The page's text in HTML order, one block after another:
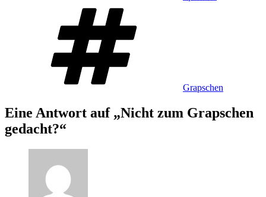
Grapschen
Eine Antwort auf „Nicht zum Grapschen
gedacht?“